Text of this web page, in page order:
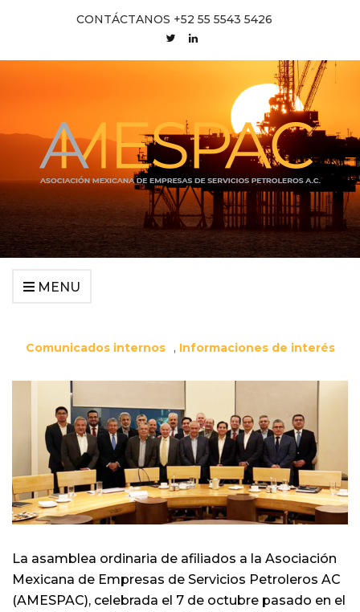
CONTÁCTANOS +52 55 5543 5426
MENU
Comunicados internos , Informaciones de interés
La asamblea ordinaria de afiliados a la Asociación
Mexicana de Empresas de Servicios Petroleros AC
(AMESPAC), celebrada el 7 de octubre pasado en el